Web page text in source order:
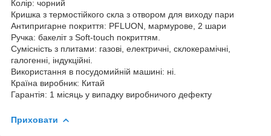
Колір: чорний
Кришка з термостійкого скла з отвором для виходу пари
Антипригарне покриття: PFLUON, мармурове, 2 шари
Ручка: бакеліт з Soft-touch покриттям.
Сумісність з плитами: газові, електричні, склокерамічні,
галогенні, індукційні.
Використання в посудомийній машині: ні.
Країна виробник: Китай
Гарантія: 1 місяць у випадку виробничого дефекту
Приховати